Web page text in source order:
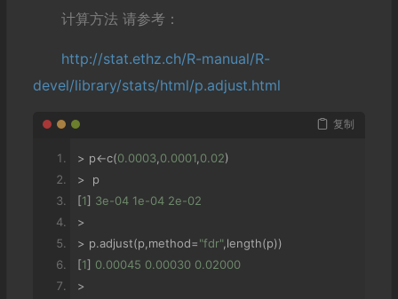
计算方法 请参考：
http://stat.ethz.ch/R-manual/R-
devel/library/stats/html/p.adjust.html
复制
> p<-c(0.0003,0.0001,0.02)
>
p
[1] 3e-04 1e-04 2e-02
>
> p.adjust(p,method="fdr",length(p))
[1] 0.00045 0.00030 0.02000
>